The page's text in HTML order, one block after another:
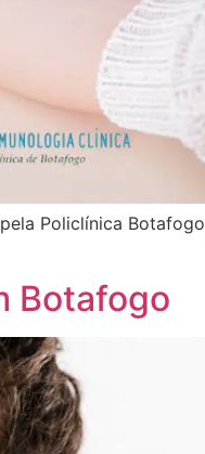
Policlínica
Botafogo